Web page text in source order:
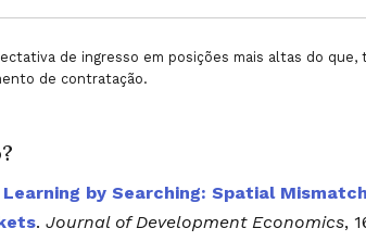
de ingresso em posições mais altas do que,
de contratação.
Learning by Searching: Spatial
.Journal of Development Economics,